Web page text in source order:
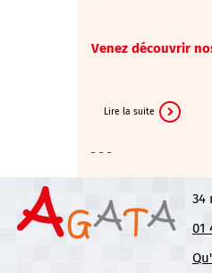
Venez découvrir
Lire la suite
34
01